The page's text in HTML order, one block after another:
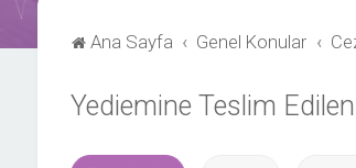
Ana Sayfa Genel Konular
Yediemine Teslim